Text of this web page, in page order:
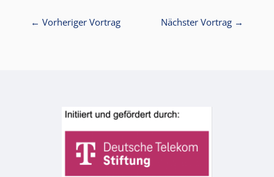
← Vorheriger Vortrag Nächster Vortrag →